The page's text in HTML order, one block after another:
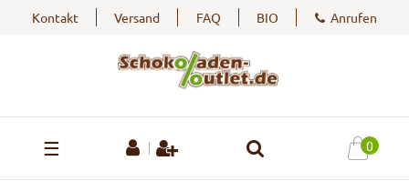
Kontakt Versand FAQ BIO Anrufen
☰ 0